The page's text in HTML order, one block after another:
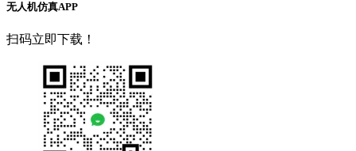
无人机仿真APP
扫码立即下载！